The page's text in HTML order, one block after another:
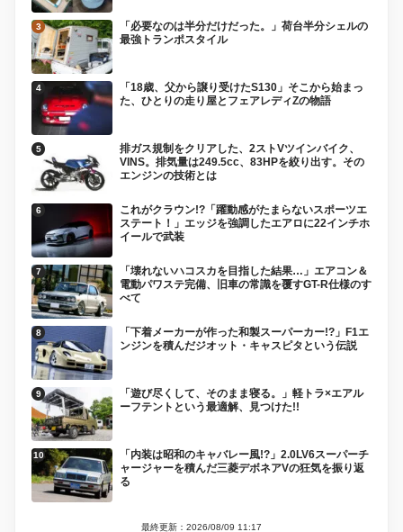
「必要なのは半分だけだった。」荷台半分シェルの
最強トランポスタイル
「18歳、父から譲り受けたS130」そこから始まっ
た、ひとりの走り屋とフェアレディZの物語
排ガス規制をクリアした、2ストVツインバイク、
VINS。排気量は249.5cc、83HPを絞り出す。その
エンジンの技術とは
これがクラウン!?「躍動感がたまらないスポーツエ
ステート！」エッジを強調したエアロに22インチホ
イールで武装
「壊れないハコスカを目指した結果…」エアコン＆
電動パワステ完備、旧車の常識を覆すGT-R仕様のす
べて
「下着メーカーが作った和製スーパーカー!?」F1エ
ンジンを積んだジオット・キャスピタという伝説
「遊び尽くして、そのまま寝る。」軽トラ×エアル
ーフテントという最適解、見つけた!!
「内装は昭和のキャバレー風!?」2.0LV6スーパーチ
ャージャーを積んだ三菱デボネアVの狂気を振り返
る
最終更新：2026/08/09 11:17